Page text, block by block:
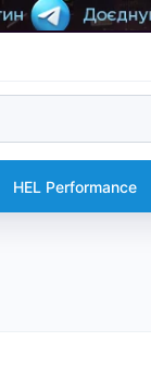
HEL Performance